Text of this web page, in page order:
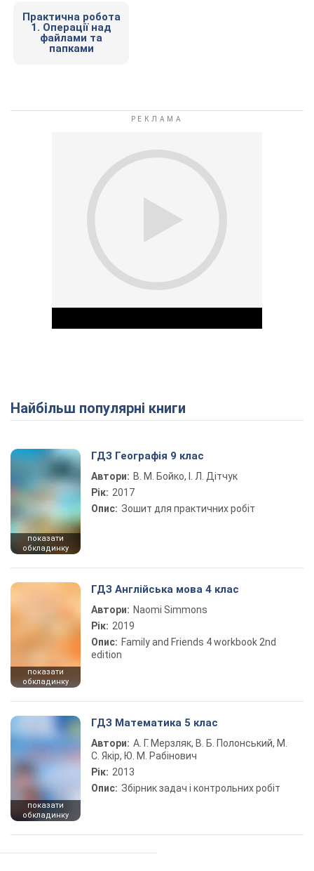
Практична робота
1. Операції над
файлами та
папками
Play Video
Найбільш популярні книги
показати
обкладинку
ГДЗ Географія 9 клас
Автори: В. М. Бойко, І. Л. Дітчук
Рік: 2017
Опис: Зошит для практичних робіт
показати
обкладинку
ГДЗ Англійська мова 4 клас
Автори: Naomi Simmons
Рік: 2019
Опис: Family and Friends 4 workbook 2nd
edition
показати
обкладинку
ГДЗ Математика 5 клас
Автори: А. Г. Мерзляк, В. Б. Полонський, М.
С. Якір, Ю. М. Рабінович
Рік: 2013
Опис: Збірник задач і контрольних робіт